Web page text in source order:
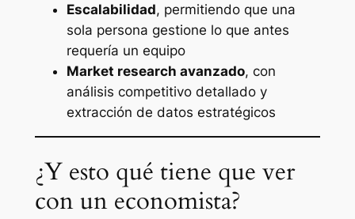
Escalabilidad, permitiendo que una
sola persona gestione lo que antes
requería un equipo
Market research avanzado, con
análisis competitivo detallado y
extracción de datos estratégicos
¿Y esto qué tiene que ver
con un economista?